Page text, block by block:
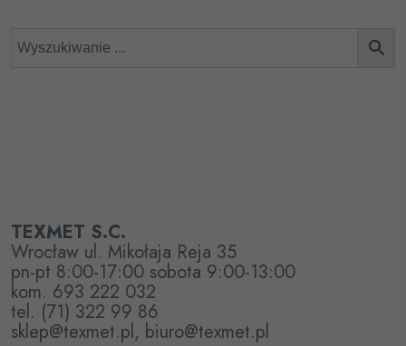
TEXMET S.C.
Wrocław ul. Mikołaja Reja 35
pn-pt 8:00-17:00 sobota 9:00-13:00
kom. 693 222 032
tel. (71) 322 99 86
sklep@texmet.pl, biuro@texmet.pl